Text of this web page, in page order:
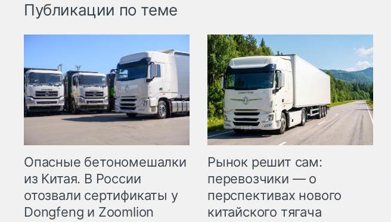
Публикации по теме
Опасные бетономешалки
из Китая. В России
отозвали сертификаты у
Dongfeng и Zoomlion
Рынок решит сам:
перевозчики — о
перспективах нового
китайского тягача